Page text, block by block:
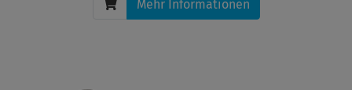
Mehr Informationen